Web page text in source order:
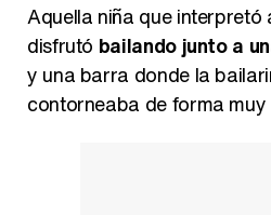
Aquella niña que interpretó
disfrutó bailando junto a
y una barra donde la
contorneaba de forma muy